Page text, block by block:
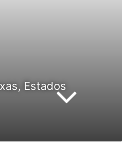
Estados